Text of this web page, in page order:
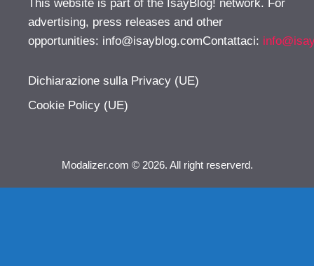
This website is part of the IsayBlog! network. For
advertising, press releases and other
opportunities: info@isayblog.comContattaci:
Dichiarazione sulla Privacy (UE)
Cookie Policy (UE)
Modalizer.com © 2026. All right reserverd.